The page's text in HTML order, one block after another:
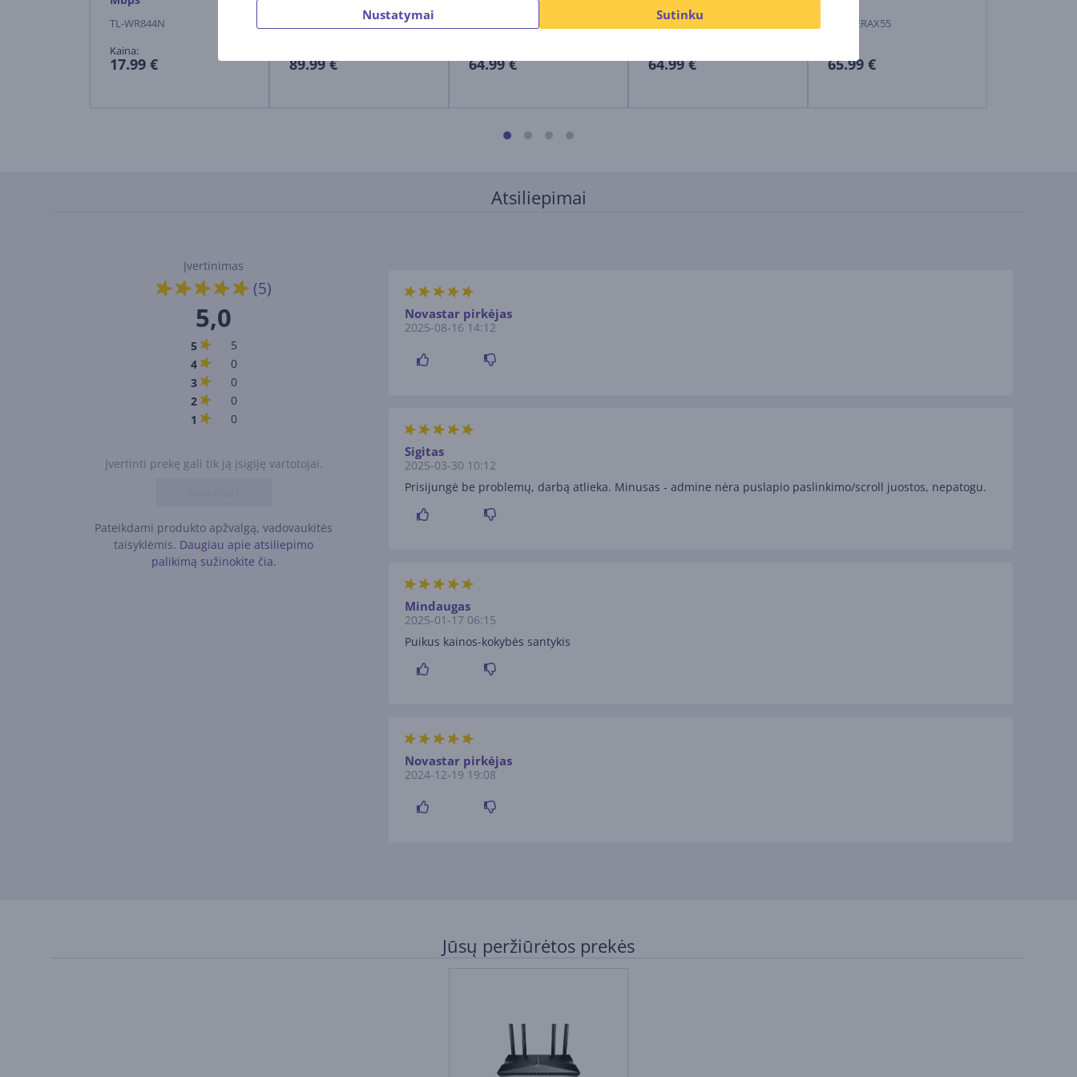
Nustatymai Sutinku
TL-WR844N
Kaina:
17.99 € 89.99 €
DECOM4-1-PACK
64.99 €
ARCHERC80
64.99 €
ARCHERAX55
65.99 €
Atsiliepimai
Įvertinimas
(5)
5,0
5
5
4
0
3
0
2
0
1
0
Įvertinti prekę gali tik ją įsigiję vartotojai.
Pateikdami produkto apžvalgą, vadovaukitės
taisyklėmis. Daugiau apie atsiliepimo
palikimą sužinokite čia.
Novastar pirkėjas
2025-08-16 14:12
Sigitas
2025-03-30 10:12
Prisijungė be problemų, darbą atlieka. Minusas - admine nėra puslapio paslinkimo/scroll juostos, nepatogu.
Mindaugas
2025-01-17 06:15
Puikus kainos-kokybės santykis
Novastar pirkėjas
2024-12-19 19:08
Jūsų peržiūrėtos prekės